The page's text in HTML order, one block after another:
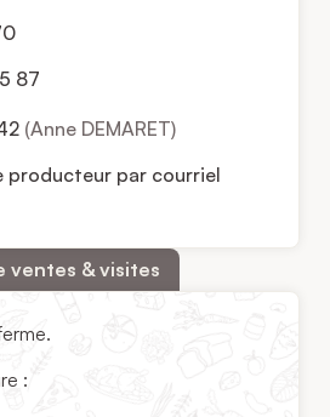
87
(Anne DEMARET)
producteur par courriel
ventes & visites
: